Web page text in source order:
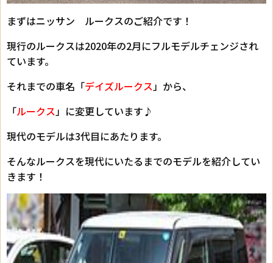
まずはニッサン ルークスのご紹介です！
現行のルークスは2020年の2月にフルモデルチェンジされ
ています。
それまでの車名「デイズルークス 」から、
「ルークス 」に変更しています♪
現代のモデルは3代目にあたります。
そんなルークスを現代にいたるまでのモデルを紹介してい
きます！